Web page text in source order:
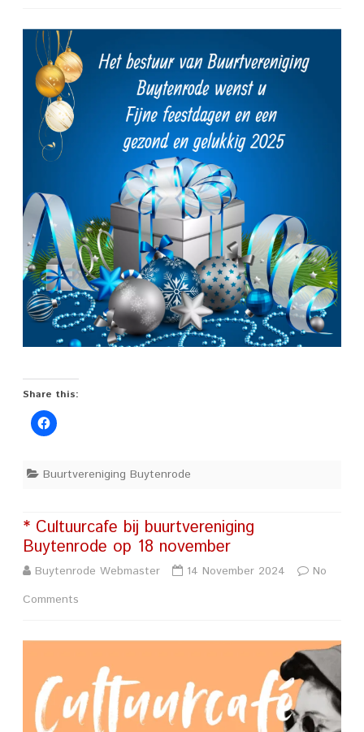
feestdagen!
Share this:
Buurtvereniging Buytenrode
* Cultuurcafe bij buurtvereniging
Buytenrode op 18 november
Buytenrode Webmaster 14 November 2024
No
Comments
buurtvereniging